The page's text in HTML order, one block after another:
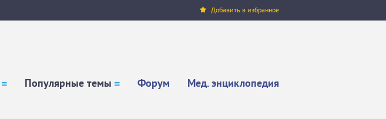
Добавить в избранное
Популярные темы Форум Мед. энциклопедия